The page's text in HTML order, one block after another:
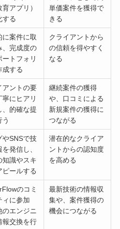
育アプリ）
する
単価案件を獲得で
きる
に案件に取
、完成度の
ートフォリ
成する
クライアントから
の信頼を得やすく
なる
アントの要
寧にヒアリ
、的確な提
う
継続案件の獲得
や、口コミによる
新規案件の獲得に
つながる
やSNSで技
発信し、
知識やスキ
ピールする
潜在的なクライア
ントからの認知度
を高める
のコミ
ィに参加
のエンジニ
報交換を行
最新技術の情報収
集や、案件獲得の
機会につながる